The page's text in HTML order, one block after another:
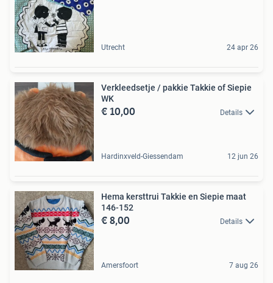
Utrecht 24 apr 26
Verkleedsetje / pakkie Takkie of Siepie
WK
€ 10,00 Details
Hardinxveld-Giessendam 12 jun 26
Hema kersttrui Takkie en Siepie maat
146-152
€ 8,00 Details
Amersfoort 7 aug 26